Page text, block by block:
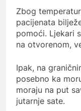
Zbog
pacijenata
pomoći. Ljekari
na otvorenom,
Ipak, na
posebno ka
moraju na put
jutarnje sate.